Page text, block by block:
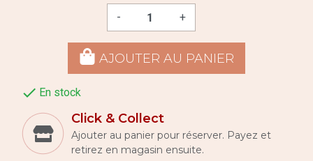
- +
AJOUTER AU PANIER
 En stock
Click & Collect
Ajouter au panier pour réserver. Payez et
retirez en magasin ensuite.